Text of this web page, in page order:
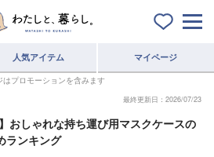
人気アイテム マイページ
はプロモーションを含みます
最終更新日：2026/07/23
おしゃれな持ち運び用マスクケースの
ランキング